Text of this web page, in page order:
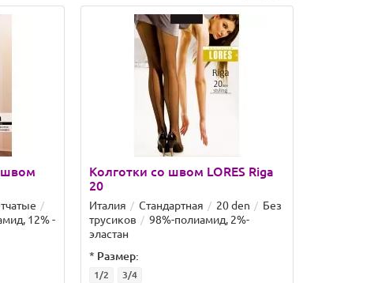
швом
12% -
Колготки со швом LORES Riga
20
Италия Стандартная 20 den
Без
трусиков
98%-полиамид, 2%-
эластан
* Размер:
1/2 3/4